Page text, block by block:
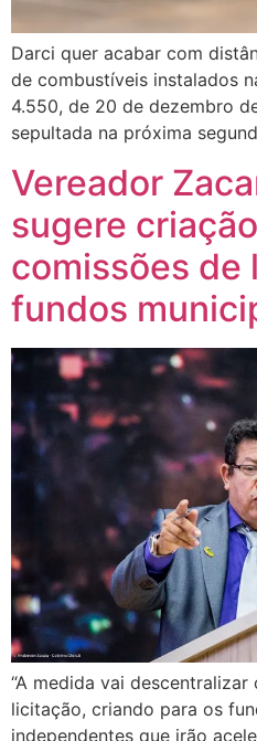
Darci quer acabar com
de combustíveis instalados
4.550, de 20 de dezembro
sepultada na próxima
Vereador
sugere
comissões de
fundos
“A medida vai
licitação, criando para os
independentes que irão